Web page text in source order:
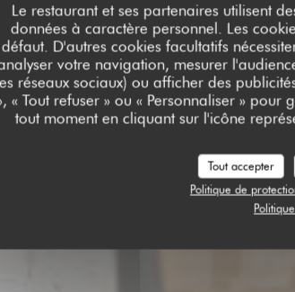
Le restaurant et ses partenaires utilisent
données à caractère personnel. Les
défaut. D'autres cookies facultatifs
votre navigation, mesurer
réseaux sociaux) ou afficher des
« Tout refuser » ou « Personnaliser »
tout moment en cliquant sur l'icône
Tout accepter
Politique de